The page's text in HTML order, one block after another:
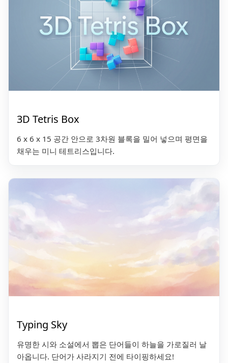
3D Tetris Box
6 x 6 x 15 공간 안으로 3차원 블록을 밀어 넣으며 평면을
채우는 미니 테트리스입니다.
Typing Sky
유명한 시와 소설에서 뽑은 단어들이 하늘을 가로질러 날
아옵니다. 단어가 사라지기 전에 타이핑하세요!